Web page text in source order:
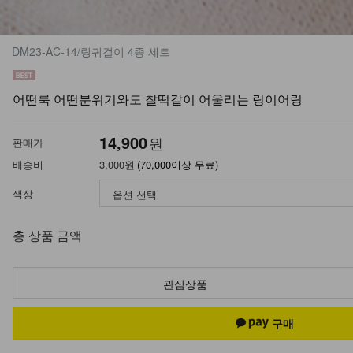
DM23-AC-14/링귀걸이 4종 세트
어떤룩 어떤분위기와도 찰떡같이 어울리는 링이어링
판매가 14,900원
배송비 3,000원 (70,000이상 무료)
색상
총 상품 금액
관심상품